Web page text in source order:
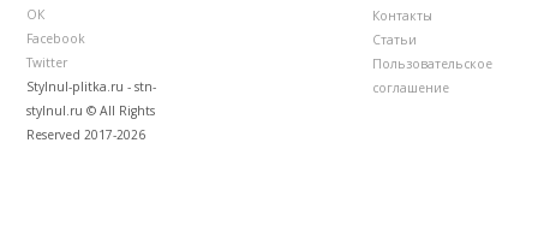
ОК
Facebook
Twitter
Stylnul-plitka.ru - stn-
stylnul.ru © All Rights
Reserved 2017-2026
Контакты
Статьи
Пользовательское
соглашение